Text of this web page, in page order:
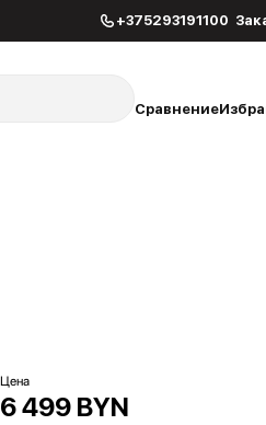
+375293191100
Сравнение
Цена
6 499 BYN